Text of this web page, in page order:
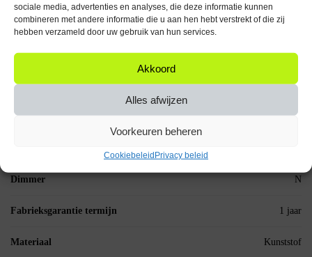
sociale media, advertenties en analyses, die deze informatie kunnen
combineren met andere informatie die u aan hen hebt verstrekt of die zij
hebben verzameld door uw gebruik van hun services.
Akkoord
Alles afwijzen
Voorkeuren beheren
Cookiebeleid Privacy beleid
Taal handleiding Geen taal
Type schakelaar Drukschakelaar
Verpakkingstaal Geen taal
Aantal stuks in verpakking 1 stuks
Dimmer N
Fabrieksgarantie termijn 1 jaar
Materiaal Kunststof